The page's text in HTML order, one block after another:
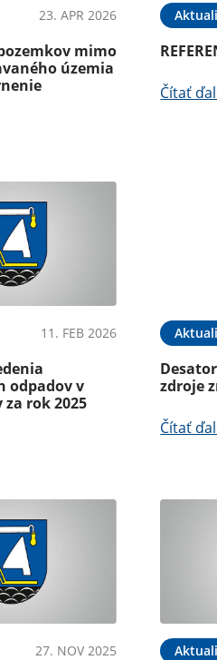
23. APR 2026
mimo
územia
Čítať
11. FEB 2026
odpadov v
rok 2025
zdroje
Čítať
27. NOV 2025